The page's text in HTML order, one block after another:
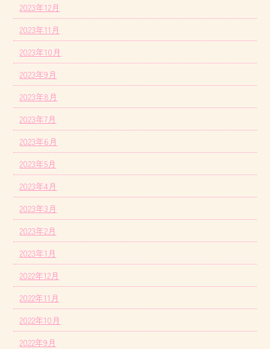
2023年12月
2023年11月
2023年10月
2023年9月
2023年8月
2023年7月
2023年6月
2023年5月
2023年4月
2023年3月
2023年2月
2023年1月
2022年12月
2022年11月
2022年10月
2022年9月